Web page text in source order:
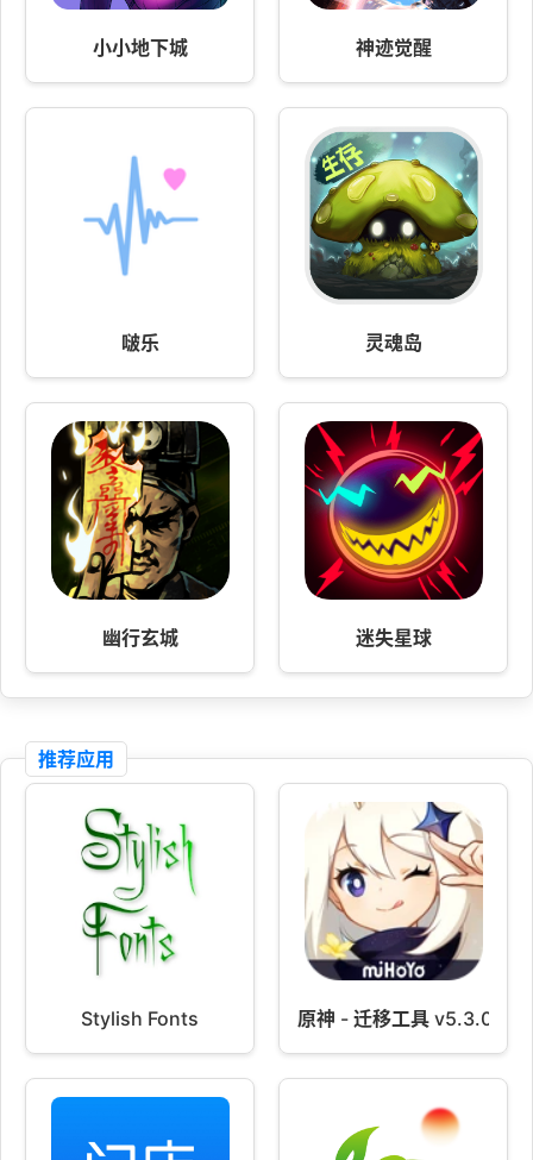
小小地下城 神迹觉醒
啵乐 灵魂岛
幽行玄城 迷失星球
推荐应用
Stylish Fonts 原神 - 迁移工具